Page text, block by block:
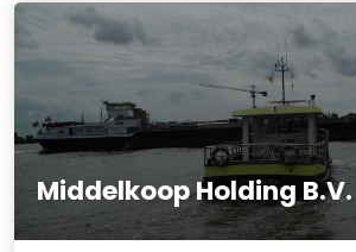
Middelkoop Holding B.V.